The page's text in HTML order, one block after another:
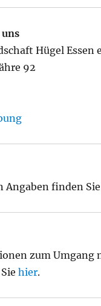
Hügel Essen
92
Angaben finden
zum Umgang
Siehier.